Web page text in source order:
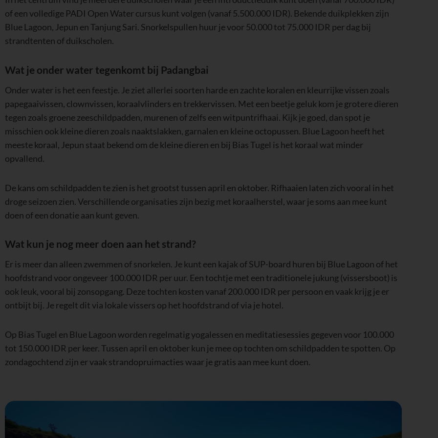
of een volledige PADI Open Water cursus kunt volgen (vanaf 5.500.000 IDR). Bekende duikplekken zijn
Blue Lagoon, Jepun en Tanjung Sari. Snorkelspullen huur je voor 50.000 tot 75.000 IDR per dag bij
strandtenten of duikscholen.
Wat je onder water tegenkomt bij Padangbai
Onder water is het een feestje. Je ziet allerlei soorten harde en zachte koralen en kleurrijke vissen zoals
papegaaivissen, clownvissen, koraalvlinders en trekkervissen. Met een beetje geluk kom je grotere dieren
tegen zoals groene zeeschildpadden, murenen of zelfs een witpuntrifhaai. Kijk je goed, dan spot je
misschien ook kleine dieren zoals naaktslakken, garnalen en kleine octopussen. Blue Lagoon heeft het
meeste koraal, Jepun staat bekend om de kleine dieren en bij Bias Tugel is het koraal wat minder
opvallend.
De kans om schildpadden te zien is het grootst tussen april en oktober. Rifhaaien laten zich vooral in het
droge seizoen zien. Verschillende organisaties zijn bezig met koraalherstel, waar je soms aan mee kunt
doen of een donatie aan kunt geven.
Wat kun je nog meer doen aan het strand?
Er is meer dan alleen zwemmen of snorkelen. Je kunt een kajak of SUP-board huren bij Blue Lagoon of het
hoofdstrand voor ongeveer 100.000 IDR per uur. Een tochtje met een traditionele jukung (vissersboot) is
ook leuk, vooral bij zonsopgang. Deze tochten kosten vanaf 200.000 IDR per persoon en vaak krijg je er
ontbijt bij. Je regelt dit via lokale vissers op het hoofdstrand of via je hotel.
Op Bias Tugel en Blue Lagoon worden regelmatig yogalessen en meditatiesessies gegeven voor 100.000
tot 150.000 IDR per keer. Tussen april en oktober kun je mee op tochten om schildpadden te spotten. Op
zondagochtend zijn er vaak strandopruimacties waar je gratis aan mee kunt doen.